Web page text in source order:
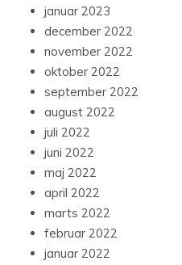
januar 2023
december 2022
november 2022
oktober 2022
september 2022
august 2022
juli 2022
juni 2022
maj 2022
april 2022
marts 2022
februar 2022
januar 2022